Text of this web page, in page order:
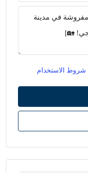
شروط الاستخدام